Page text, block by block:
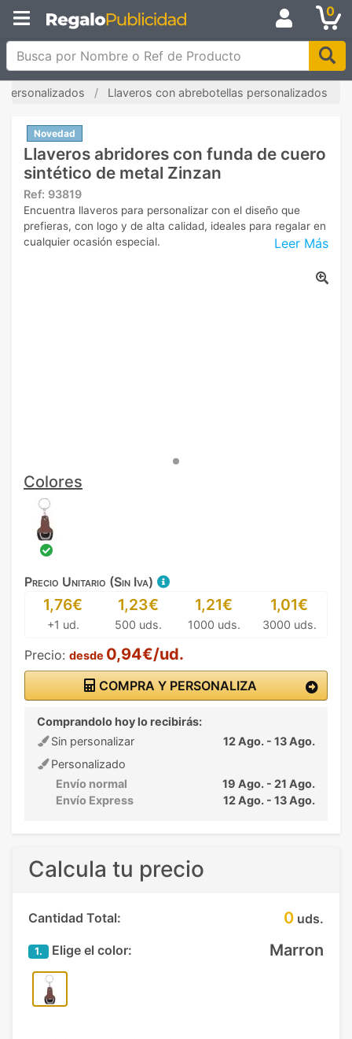
0
Busca por Nombre o Ref de Producto
personalizados Llaveros con abrebotellas personalizados
Novedad
Llaveros abridores con funda de cuero
sintético de metal Zinzan
Ref: 93819
Leer Más
Encuentra llaveros para personalizar con el diseño que
prefieras, con logo y de alta calidad, ideales para regalar en
cualquier ocasión especial.
Colores
Precio Unitario (Sin Iva)
1,76€
+1 ud.
1,23€
500 uds.
1,21€
1000 uds.
1,01€
3000 uds.
Precio: desde 0,94€/ud.
COMPRA Y PERSONALIZA
Comprandolo hoy lo recibirás:
Sin personalizar
12 Ago. - 13 Ago.
Personalizado
Envío normal
19 Ago. - 21 Ago.
Envío Express
12 Ago. - 13 Ago.
Calcula tu precio
Cantidad Total: 0 uds.
1. Elige el color: Marron